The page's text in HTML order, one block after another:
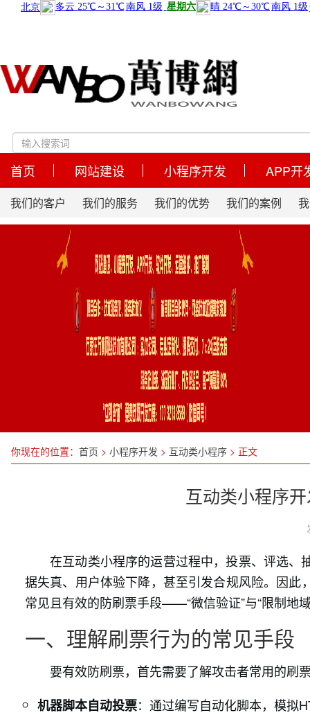
首页 网站建设 小程序开发 APP开
我们的客户 我们的服务 我们的优势 我们的案例
你现在的位置： 首页 > 小程序开发 > 互动类小程序 > 正文
互动类小程序
在互动类小程序的运营过程中，投票、评选
据失真、用户体验下降，甚至引发合规风险。因
常见且有效的防刷票手段——“微信验证”与“限制地
一、理解刷票行为的常见手段
要有效防刷票，首先需要了解攻击者常用的刷
机器脚本自动投票：通过编写自动化脚本，模拟